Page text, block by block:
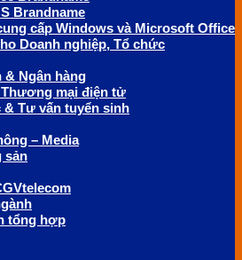
Brandname
cấp Windows và Microsoft Office
Doanh nghiệp, Tổ chức
& Ngân hàng
Thương mại điện tử
& Tư vấn tuyển sinh
– Media
sản
tổng hợp